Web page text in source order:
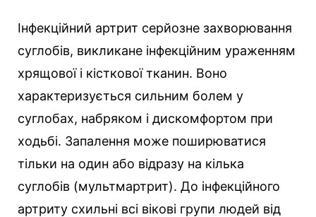
Інфекційний артрит серйозне захворювання
суглобів, викликане інфекційним ураженням
хрящової і кісткової тканин. Воно
характеризується сильним болем у
суглобах, набряком і дискомфортом при
ходьбі. Запалення може поширюватися
тільки на один або відразу на кілька
суглобів (мультмартрит). До інфекційного
артриту схильні всі вікові групи людей від